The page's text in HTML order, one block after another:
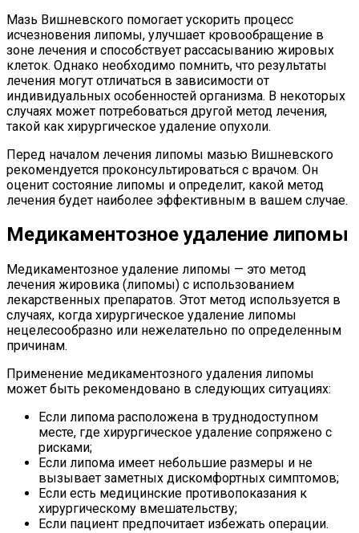
Мазь Вишневского помогает ускорить процесс
исчезновения липомы, улучшает кровообращение в
зоне лечения и способствует рассасыванию жировых
клеток. Однако необходимо помнить, что результаты
лечения могут отличаться в зависимости от
индивидуальных особенностей организма. В некоторых
случаях может потребоваться другой метод лечения,
такой как хирургическое удаление опухоли.
Перед началом лечения липомы мазью Вишневского
рекомендуется проконсультироваться с врачом. Он
оценит состояние липомы и определит, какой метод
лечения будет наиболее эффективным в вашем случае.
Медикаментозное удаление липомы
Медикаментозное удаление липомы — это метод
лечения жировика (липомы) с использованием
лекарственных препаратов. Этот метод используется в
случаях, когда хирургическое удаление липомы
нецелесообразно или нежелательно по определенным
причинам.
Применение медикаментозного удаления липомы
может быть рекомендовано в следующих ситуациях:
Если липома расположена в труднодоступном
месте, где хирургическое удаление сопряжено с
рисками;
Если липома имеет небольшие размеры и не
вызывает заметных дискомфортных симптомов;
Если есть медицинские противопоказания к
хирургическому вмешательству;
Если пациент предпочитает избежать операции.